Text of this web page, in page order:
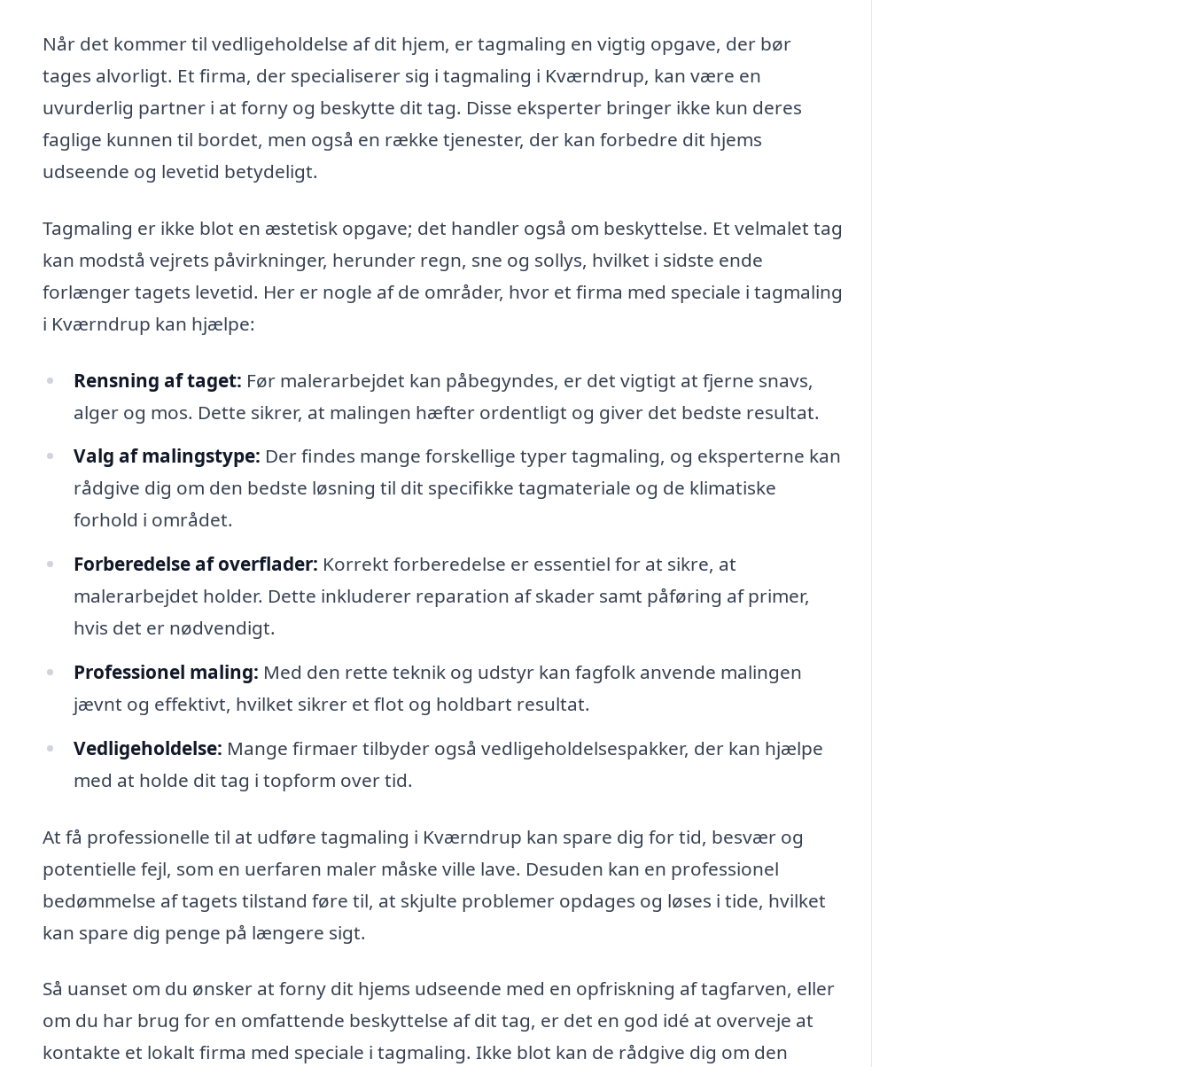
Når det kommer til vedligeholdelse af dit hjem, er tagmaling en vigtig opgave, der bør
tages alvorligt. Et firma, der specialiserer sig i tagmaling i Kværndrup, kan være en
uvurderlig partner i at forny og beskytte dit tag. Disse eksperter bringer ikke kun deres
faglige kunnen til bordet, men også en række tjenester, der kan forbedre dit hjems
udseende og levetid betydeligt.
Tagmaling er ikke blot en æstetisk opgave; det handler også om beskyttelse. Et velmalet tag
kan modstå vejrets påvirkninger, herunder regn, sne og sollys, hvilket i sidste ende
forlænger tagets levetid. Her er nogle af de områder, hvor et firma med speciale i tagmaling
i Kværndrup kan hjælpe:
Rensning af taget: Før malerarbejdet kan påbegyndes, er det vigtigt at fjerne snavs,
alger og mos. Dette sikrer, at malingen hæfter ordentligt og giver det bedste resultat.
Valg af malingstype: Der findes mange forskellige typer tagmaling, og eksperterne kan
rådgive dig om den bedste løsning til dit specifikke tagmateriale og de klimatiske
forhold i området.
Forberedelse af overflader: Korrekt forberedelse er essentiel for at sikre, at
malerarbejdet holder. Dette inkluderer reparation af skader samt påføring af primer,
hvis det er nødvendigt.
Professionel maling: Med den rette teknik og udstyr kan fagfolk anvende malingen
jævnt og effektivt, hvilket sikrer et flot og holdbart resultat.
Vedligeholdelse: Mange firmaer tilbyder også vedligeholdelsespakker, der kan hjælpe
med at holde dit tag i topform over tid.
At få professionelle til at udføre tagmaling i Kværndrup kan spare dig for tid, besvær og
potentielle fejl, som en uerfaren maler måske ville lave. Desuden kan en professionel
bedømmelse af tagets tilstand føre til, at skjulte problemer opdages og løses i tide, hvilket
kan spare dig penge på længere sigt.
Så uanset om du ønsker at forny dit hjems udseende med en opfriskning af tagfarven, eller
om du har brug for en omfattende beskyttelse af dit tag, er det en god idé at overveje at
kontakte et lokalt firma med speciale i tagmaling. Ikke blot kan de rådgive dig om den